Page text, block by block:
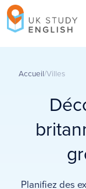
Accueil/Villes
Planifiez des